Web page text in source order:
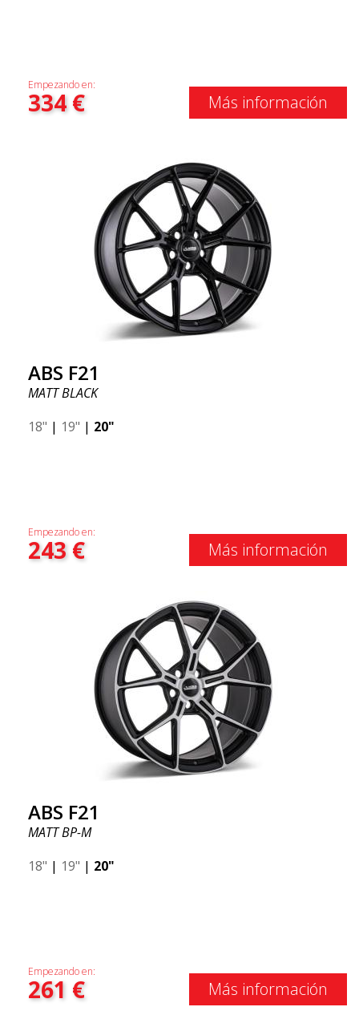
Empezando en:
334€ Más información
ABS F21
MATT BLACK
18" | 19" | 20"
Empezando en:
243€ Más información
ABS F21
MATT BP-M
18" | 19" | 20"
Empezando en:
261 € Más información